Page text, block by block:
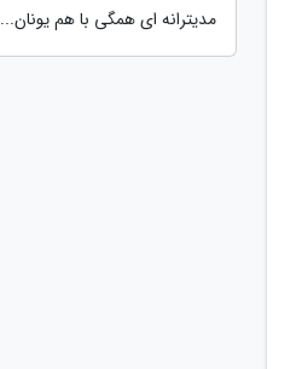
مدیترانه ای همگی با هم یونان...